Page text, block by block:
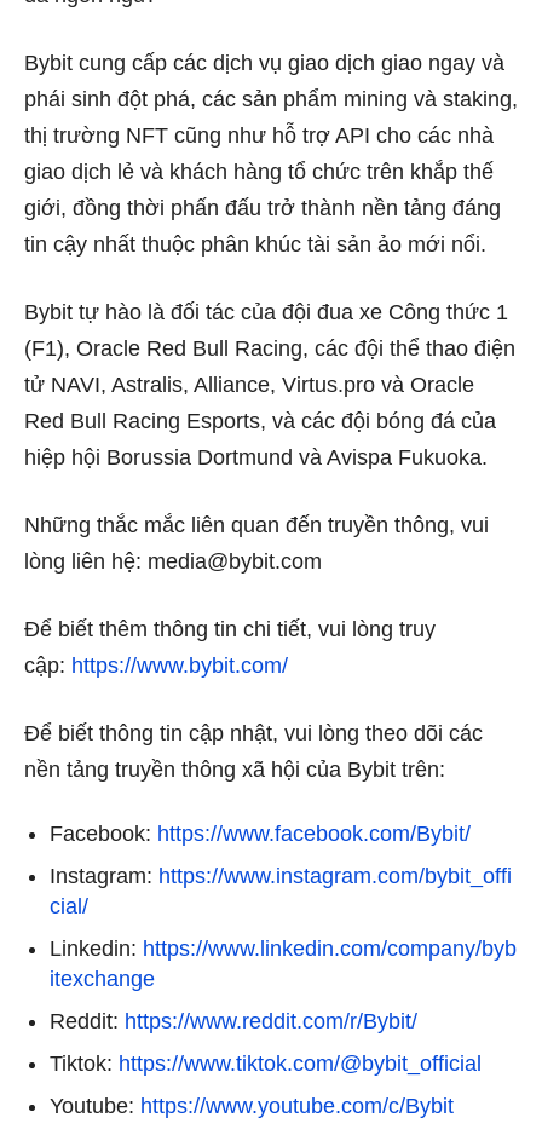
Bybit cung cấp các dịch vụ giao dịch giao ngay và
phái sinh đột phá, các sản phẩm mining và staking,
thị trường NFT cũng như hỗ trợ API cho các nhà
giao dịch lẻ và khách hàng tổ chức trên khắp thế
giới, đồng thời phấn đấu trở thành nền tảng đáng
tin cậy nhất thuộc phân khúc tài sản ảo mới nổi.
Bybit tự hào là đối tác của đội đua xe Công thức 1
(F1), Oracle Red Bull Racing, các đội thể thao điện
tử NAVI, Astralis, Alliance, Virtus.pro và Oracle
Red Bull Racing Esports, và các đội bóng đá của
hiệp hội Borussia Dortmund và Avispa Fukuoka.
Những thắc mắc liên quan đến truyền thông, vui
lòng liên hệ: media@bybit.com
Để biết thêm thông tin chi tiết, vui lòng truy
cập: https://www.bybit.com/
Để biết thông tin cập nhật, vui lòng theo dõi các
nền tảng truyền thông xã hội của Bybit trên:
Facebook: https://www.facebook.com/Bybit/
Instagram: https://www.instagram.com/bybit_offi
cial/
Linkedin: https://www.linkedin.com/company/byb
itexchange
Reddit: https://www.reddit.com/r/Bybit/
Tiktok: https://www.tiktok.com/@bybit_official
Youtube: https://www.youtube.com/c/Bybit